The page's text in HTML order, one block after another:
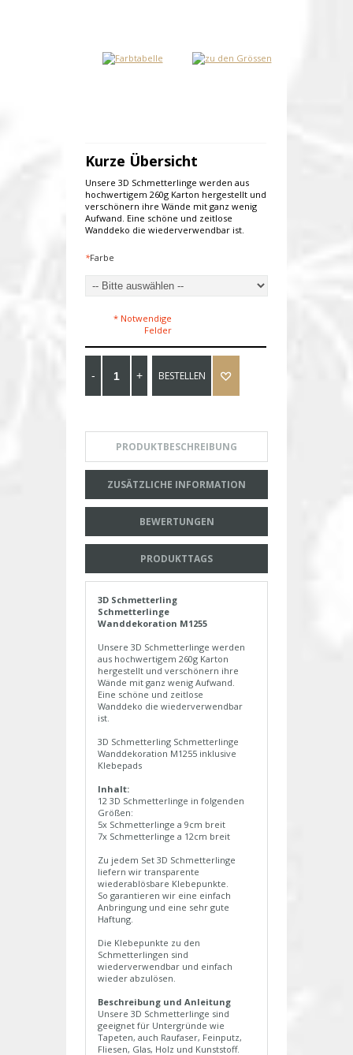
Kurze Übersicht
Unsere 3D Schmetterlinge werden aus
hochwertigem 260g Karton hergestellt und
verschönern ihre Wände mit ganz wenig
Aufwand. Eine schöne und zeitlose
Wanddeko die wiederverwendbar ist.
*Farbe
* Notwendige
Felder
BESTELLEN
PRODUKTBESCHREIBUNG
ZUSÄTZLICHE INFORMATION
BEWERTUNGEN
PRODUKTTAGS
3D Schmetterling
Schmetterlinge
Wanddekoration M1255
Unsere 3D Schmetterlinge werden
aus hochwertigem 260g Karton
hergestellt und verschönern ihre
Wände mit ganz wenig Aufwand.
Eine schöne und zeitlose
Wanddeko die wiederverwendbar
ist.
3D Schmetterling Schmetterlinge
Wanddekoration M1255 inklusive
Klebepads
Inhalt:
12 3D Schmetterlinge in folgenden
Größen:
5x Schmetterlinge a 9cm breit
7x Schmetterlinge a 12cm breit
Zu jedem Set 3D Schmetterlinge
liefern wir transparente
wiederablösbare Klebepunkte.
So garantieren wir eine einfach
Anbringung und eine sehr gute
Haftung.
Die Klebepunkte zu den
Schmetterlingen sind
wiederverwendbar und einfach
wieder abzulösen.
Beschreibung und Anleitung
Unsere 3D Schmetterlinge sind
geeignet für Untergründe wie
Tapeten, auch Raufaser, Feinputz,
Fliesen, Glas, Holz und Kunststoff.